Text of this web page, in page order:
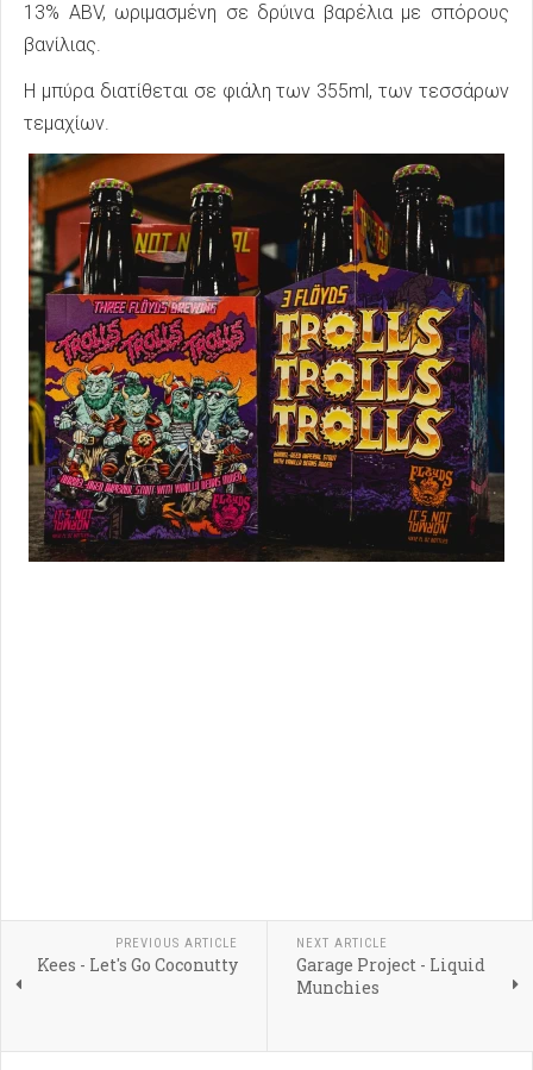
13% ABV, ωριμασμένη σε δρύινα βαρέλια με σπόρους
βανίλιας.
Η μπύρα διατίθεται σε φιάλη των 355ml, των τεσσάρων
τεμαχίων.
PREVIOUS ARTICLE
Kees - Let's Go Coconutty
NEXT ARTICLE
Garage Project - Liquid
Munchies